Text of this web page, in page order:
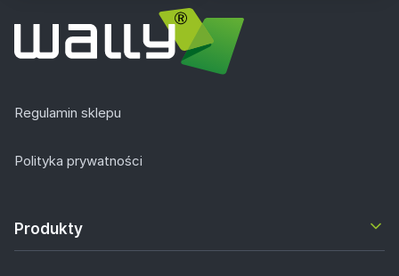
Regulamin sklepu
Polityka prywatności
Produkty